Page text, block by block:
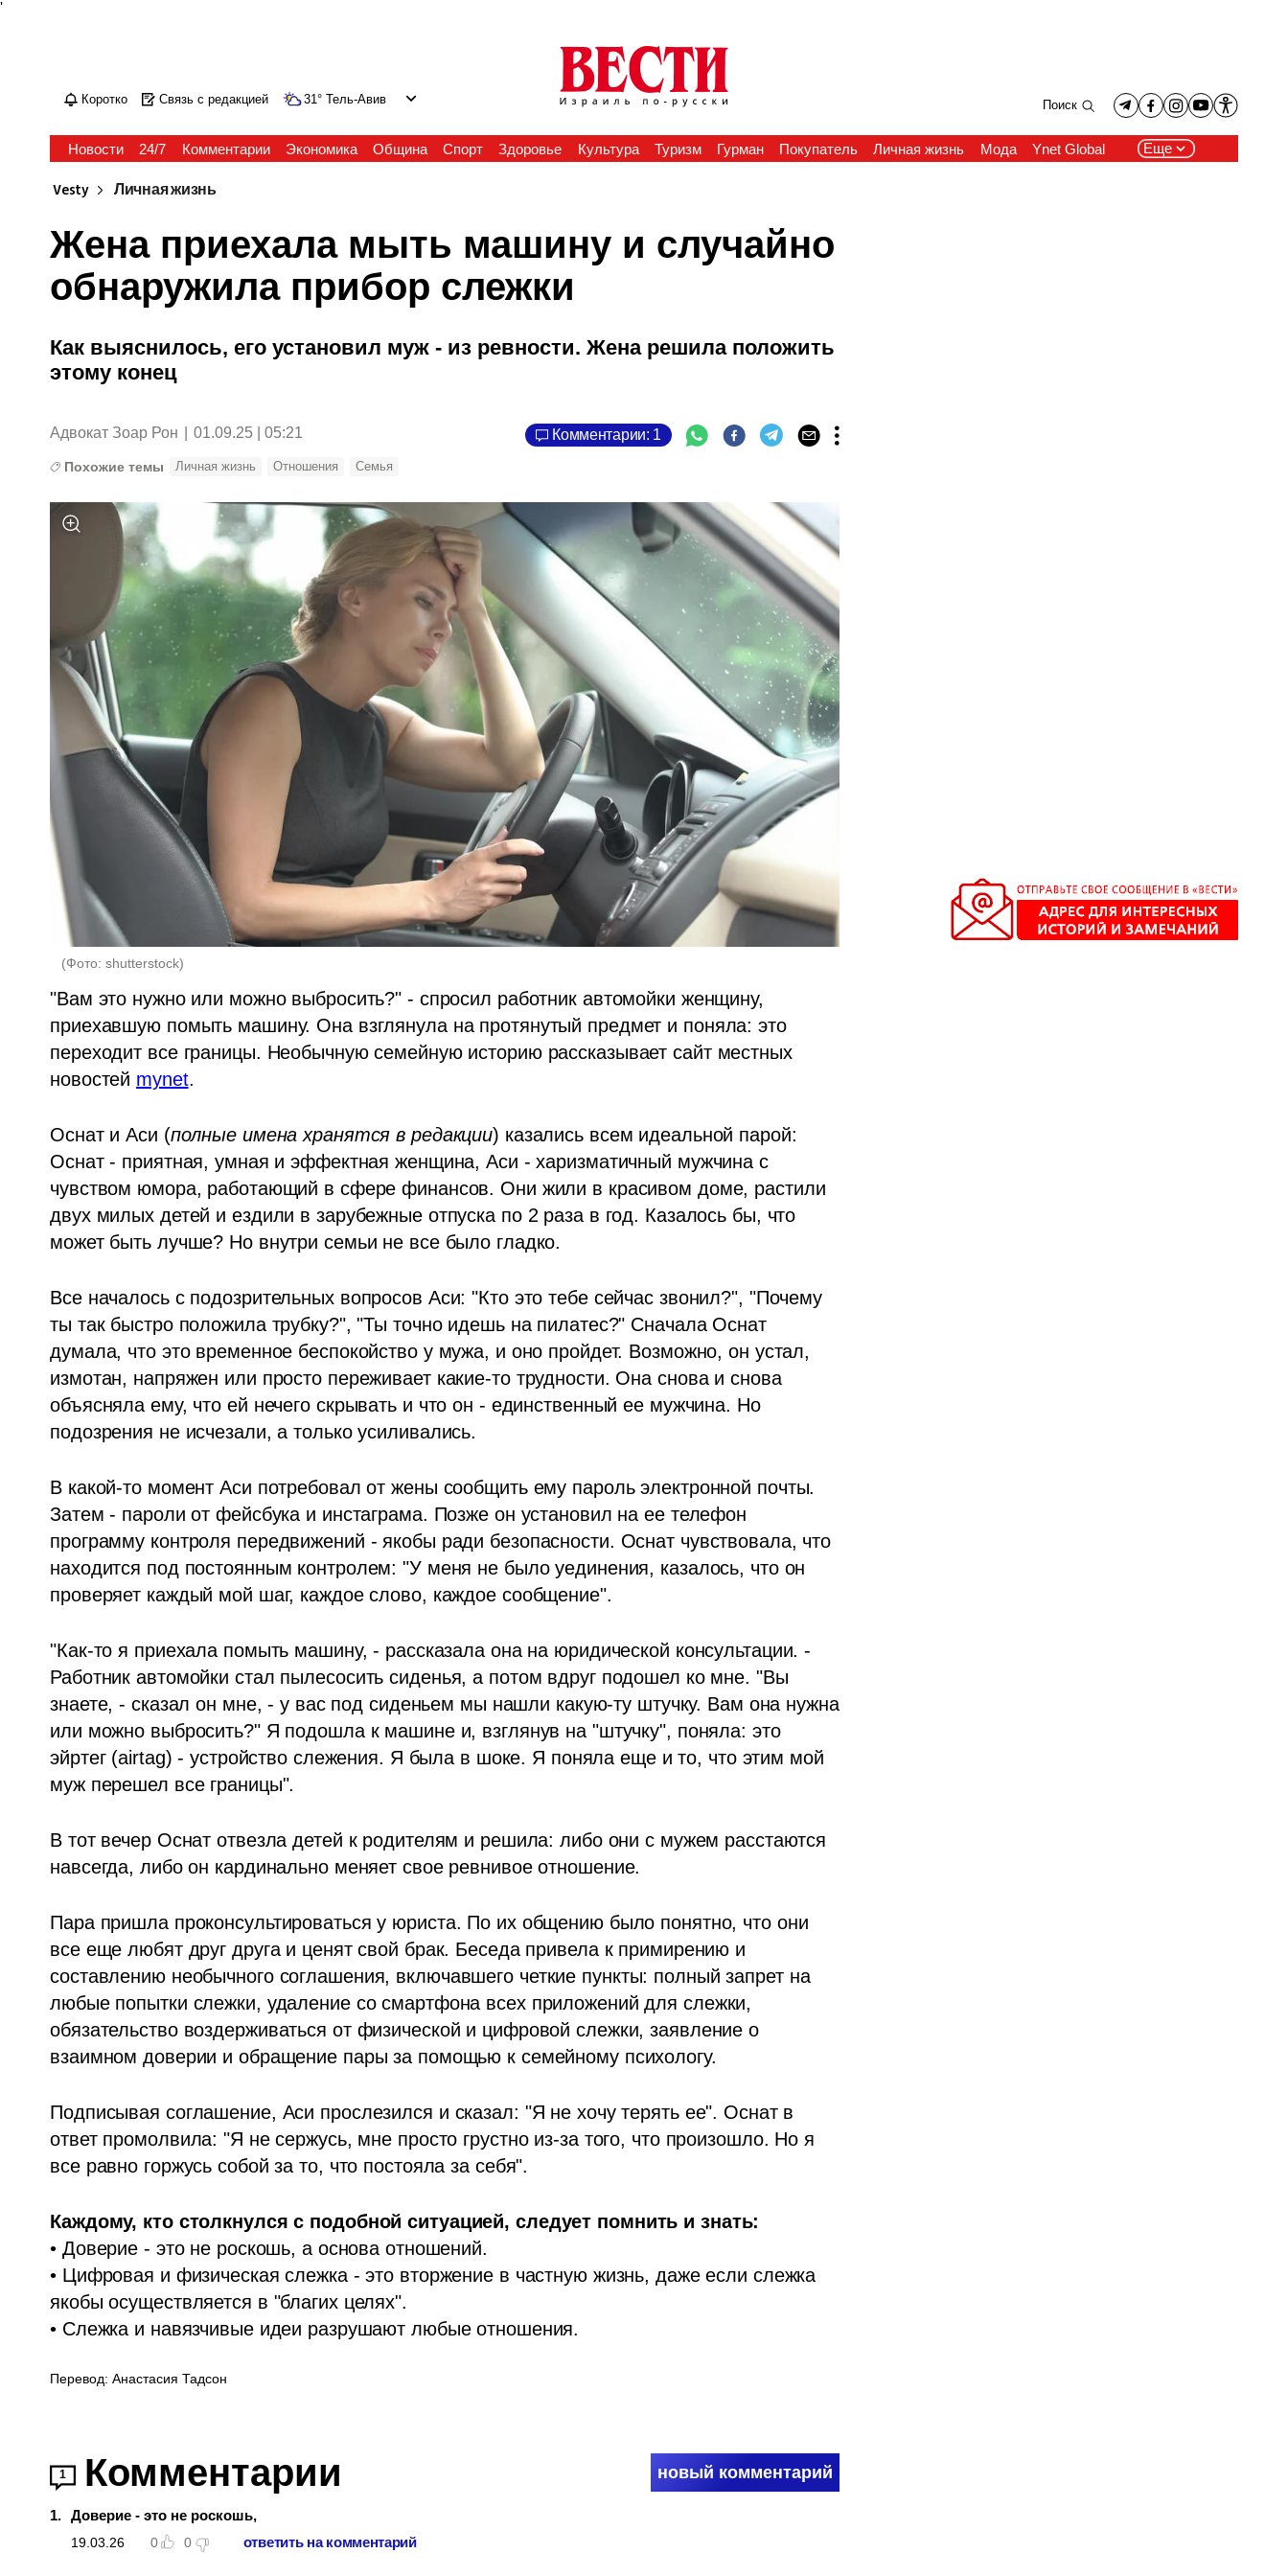
'
Коротко Связь с редакцией 31° Тель-Авив Поиск
Новости 24/7 Комментарии Экономика Община Спорт Здоровье Культура Туризм Гурман Покупатель Личная жизнь Мода Ynet Global Еще
Vesty Личная жизнь
Жена приехала мыть машину и случайно
обнаружила прибор слежки
Как выяснилось, его установил муж - из ревности. Жена решила положить
этому конец
Адвокат Зоар Рон 01.09.25 | 05:21 Комментарии: 1
Похожие темы Личная жизнь Отношения Семья
(Фото: shutterstock)
"Вам это нужно или можно выбросить?" - спросил работник автомойки женщину,
приехавшую помыть машину. Она взглянула на протянутый предмет и поняла: это
переходит все границы. Необычную семейную историю рассказывает сайт местных
новостей mynet.
Оснат и Аси (полные имена хранятся в редакции) казались всем идеальной парой:
Оснат - приятная, умная и эффектная женщина, Аси - харизматичный мужчина с
чувством юмора, работающий в сфере финансов. Они жили в красивом доме, растили
двух милых детей и ездили в зарубежные отпуска по 2 раза в год. Казалось бы, что
может быть лучше? Но внутри семьи не все было гладко.
Все началось с подозрительных вопросов Аси: "Кто это тебе сейчас звонил?", "Почему
ты так быстро положила трубку?", "Ты точно идешь на пилатес?" Сначала Оснат
думала, что это временное беспокойство у мужа, и оно пройдет. Возможно, он устал,
измотан, напряжен или просто переживает какие-то трудности. Она снова и снова
объясняла ему, что ей нечего скрывать и что он - единственный ее мужчина. Но
подозрения не исчезали, а только усиливались.
В какой-то момент Аси потребовал от жены сообщить ему пароль электронной почты.
Затем - пароли от фейсбука и инстаграма. Позже он установил на ее телефон
программу контроля передвижений - якобы ради безопасности. Оснат чувствовала, что
находится под постоянным контролем: "У меня не было уединения, казалось, что он
проверяет каждый мой шаг, каждое слово, каждое сообщение".
"Как-то я приехала помыть машину, - рассказала она на юридической консультации. -
Работник автомойки стал пылесосить сиденья, а потом вдруг подошел ко мне. "Вы
знаете, - сказал он мне, - у вас под сиденьем мы нашли какую-ту штучку. Вам она нужна
или можно выбросить?" Я подошла к машине и, взглянув на "штучку", поняла: это
эйртег (airtag) - устройство слежения. Я была в шоке. Я поняла еще и то, что этим мой
муж перешел все границы".
В тот вечер Оснат отвезла детей к родителям и решила: либо они с мужем расстаются
навсегда, либо он кардинально меняет свое ревнивое отношение.
Пара пришла проконсультироваться у юриста. По их общению было понятно, что они
все еще любят друг друга и ценят свой брак. Беседа привела к примирению и
составлению необычного соглашения, включавшего четкие пункты: полный запрет на
любые попытки слежки, удаление со смартфона всех приложений для слежки,
обязательство воздерживаться от физической и цифровой слежки, заявление о
взаимном доверии и обращение пары за помощью к семейному психологу.
Подписывая соглашение, Аси прослезился и сказал: "Я не хочу терять ее". Оснат в
ответ промолвила: "Я не сержусь, мне просто грустно из-за того, что произошло. Но я
все равно горжусь собой за то, что постояла за себя".
• Доверие - это не роскошь, а основа отношений.
• Цифровая и физическая слежка - это вторжение в частную жизнь, даже если слежка
якобы осуществляется в "благих целях".
• Слежка и навязчивые идеи разрушают любые отношения.
Перевод: Анастасия Тадсон
1 Комментарии новый комментарий
1. Доверие - это не роскошь,
19.03.26 0 0 ответить на комментарий